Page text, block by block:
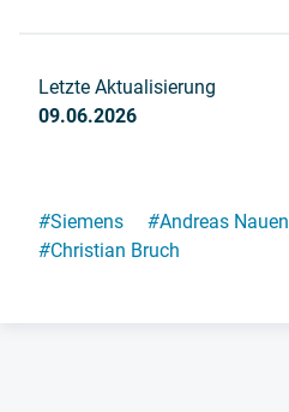
Letzte Aktualisierung
09.06.2026
#Siemens #Andreas Nauen
#Christian Bruch